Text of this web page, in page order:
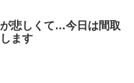
悲しくて…今日は間取
ます